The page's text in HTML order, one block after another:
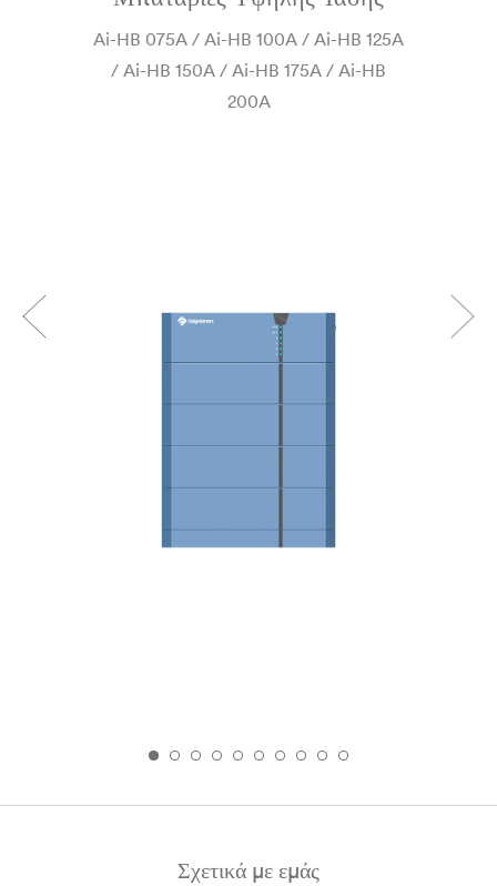
Ai-HB 075A / Ai-HB 100A / Ai-HB 125A
/ Ai-HB 150A / Ai-HB 175A / Ai-HB
200A
Σχετικά με εμάς